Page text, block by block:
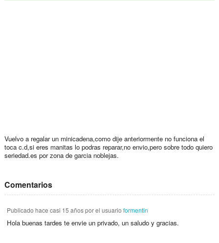
Vuelvo a regalar un minicadena,como dije anteriormente no funciona el
toca c.d,si eres manitas lo podras reparar,no envio,pero sobre todo quiero
seriedad.es por zona de garcia noblejas.
Comentarios
Publicado hace casi 15 añospor el usuario formentin
Hola buenas tardes te envie un privado, un saludo y gracias.